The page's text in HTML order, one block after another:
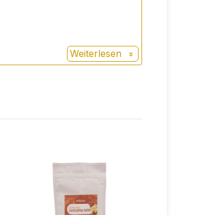
Weiterlesen